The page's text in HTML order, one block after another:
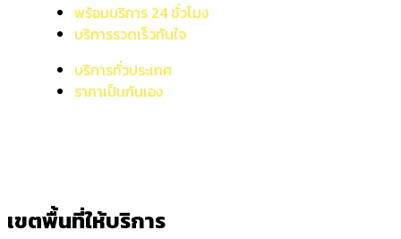
พร้อมบริการ 24 ชั่วโมง
บริการรวดเร็วทันใจ
บริการทั่วประเทศ
ราคาเป็นกันเอง
เขตพื้นที่ให้บริการ